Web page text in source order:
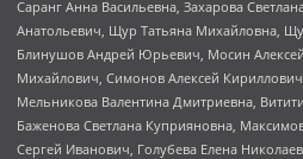
Саранг Анна Васильевна, Захарова
Анатольевич, Щур Татьяна Михайловна,
Блинушов Андрей Юрьевич, Мосин
Михайлович, Симонов Алексей
Мельникова Валентина Дмитриевна,
Баженова Светлана Куприяновна,
Сергей Иванович, Голубева Елена